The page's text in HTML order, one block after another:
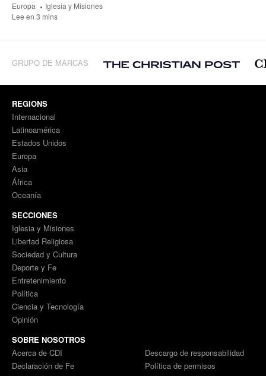
Europa
Iglesia y Misiones
Lee en 3 mins
GRUPO DE MARCAS
REGIONS
Internacional
Latinoamérica
Estados Unidos
Europa
Asia
África
Oceanía
SECCIONES
Iglesia y Misiones
Libertad Religiosa
Sociedad y Cultura
Deporte y Fe
Entretenimiento
Política
Ciencia y Tecnología
Opinión
SOBRE NOSOTROS
Acerca de CDI
Declaración de Fe
Descargo de responsabilidad
Política de permisos